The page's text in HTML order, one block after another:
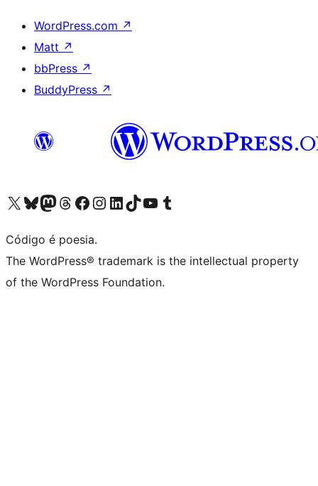
WordPress.com ↗
Matt ↗
bbPress ↗
BuddyPress ↗
Acessar nossa conta do X (antigo Twitter)
Acessar nossa conta do Bluesky
Acessar nossa conta do Mastodon
Acessar nossa conta do Threads
Acessar nossa página do Facebook
Acessar nossa conta do Instagram
Acessar nossa conta do LinkedIn
Acessar nossa conta do TikTok
Acessar nosso canal do YouTube
Acessar nossa conta no Tumblr
Código é poesia.
The WordPress® trademark is the intellectual property
of the WordPress Foundation.